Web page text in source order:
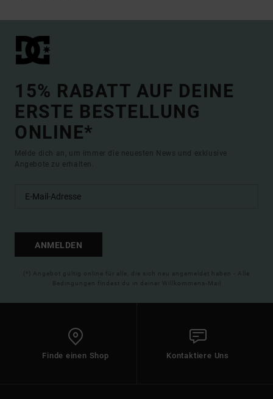
15% RABATT AUF DEINE
ERSTE BESTELLUNG
ONLINE*
Melde dich an, um immer die neuesten News und exklusive
Angebote zu erhalten.
ANMELDEN
(*) Angebot gültig online für alle, die sich neu angemeldet haben - Alle
Bedingungen findest du in deiner Willkommens-Mail
Finde einen Shop Kontaktiere Uns